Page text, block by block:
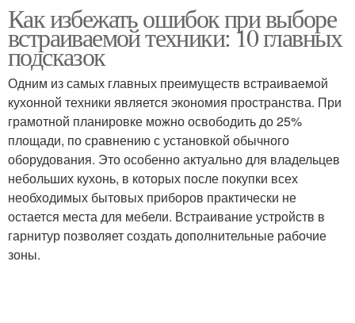
Как избежать ошибок при выборе
встраиваемой техники: 10 главных
подсказок
Одним из самых главных преимуществ встраиваемой
кухонной техники является экономия пространства. При
грамотной планировке можно освободить до 25%
площади, по сравнению с установкой обычного
оборудования. Это особенно актуально для владельцев
небольших кухонь, в которых после покупки всех
необходимых бытовых приборов практически не
остается места для мебели. Встраивание устройств в
гарнитур позволяет создать дополнительные рабочие
зоны.